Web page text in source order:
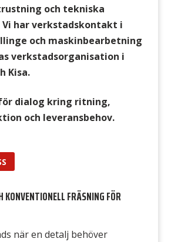
och tekniska
har verkstadskontakt i
och maskinbearbetning
verkstadsorganisation i
Kisa.
dialog kring ritning,
och leveransbehov.
KONVENTIONELL FRÄSNING FÖR
när en detalj behöver